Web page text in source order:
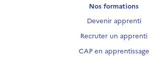
Nos formations
Devenir apprenti
Recruter un apprenti
CAP en apprentissage